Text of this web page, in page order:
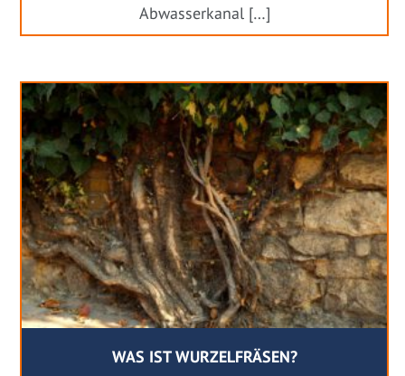
Abwasserkanal […]
WAS IST WURZELFRÄSEN?